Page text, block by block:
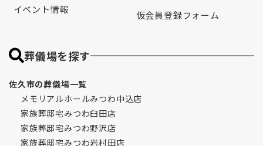
イベント情報
仮会員登録フォーム
葬儀場を探す
佐久市の葬儀場一覧
メモリアルホールみつわ中込店
家族葬邸宅みつわ臼田店
家族葬邸宅みつわ野沢店
家族葬邸宅みつわ岩村田店